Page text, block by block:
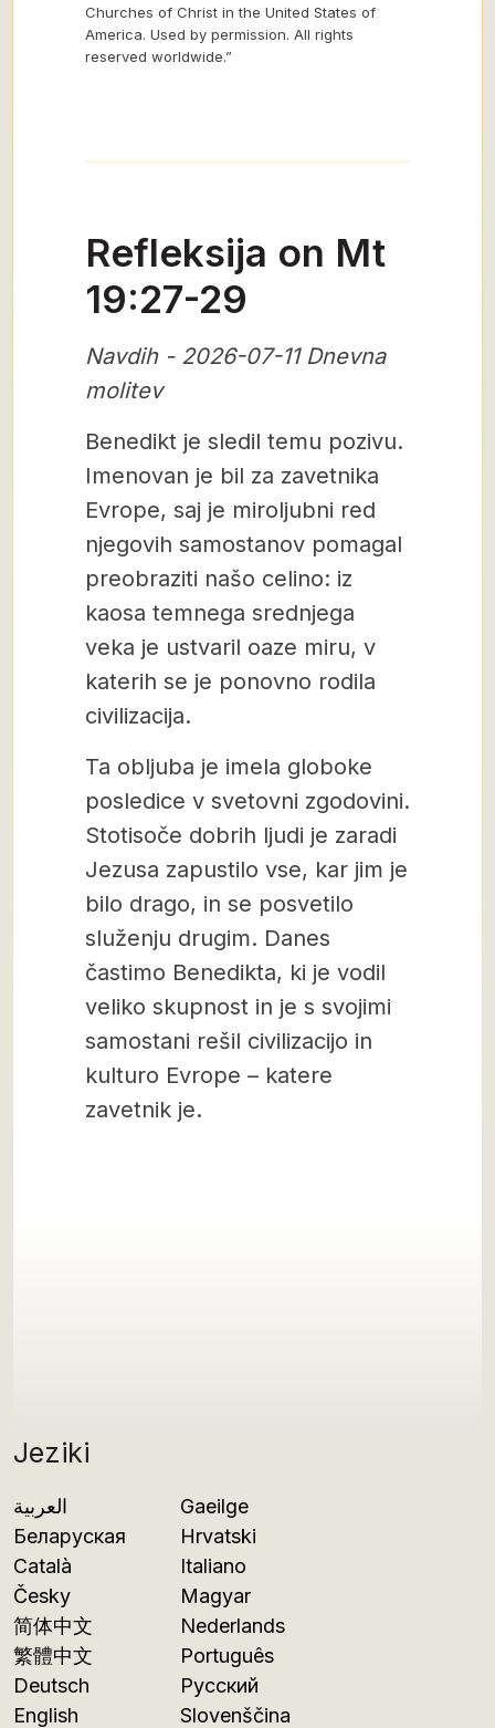
Jeziki
العربية
Беларуская
Català
Česky
简体中文
繁體中文
Deutsch
English
Gaeilge
Hrvatski
Italiano
Magyar
Nederlands
Português
Русский
Slovenščina
Churches of Christ in the United States of
America. Used by permission. All rights
reserved worldwide.”
Refleksija on Mt
19:27-29
Navdih - 2026-07-11 Dnevna
molitev
Benedikt je sledil temu pozivu.
Imenovan je bil za zavetnika
Evrope, saj je miroljubni red
njegovih samostanov pomagal
preobraziti našo celino: iz
kaosa temnega srednjega
veka je ustvaril oaze miru, v
katerih se je ponovno rodila
civilizacija.
Ta obljuba je imela globoke
posledice v svetovni zgodovini.
Stotisoče dobrih ljudi je zaradi
Jezusa zapustilo vse, kar jim je
bilo drago, in se posvetilo
služenju drugim. Danes
častimo Benedikta, ki je vodil
veliko skupnost in je s svojimi
samostani rešil civilizacijo in
kulturo Evrope – katere
zavetnik je.